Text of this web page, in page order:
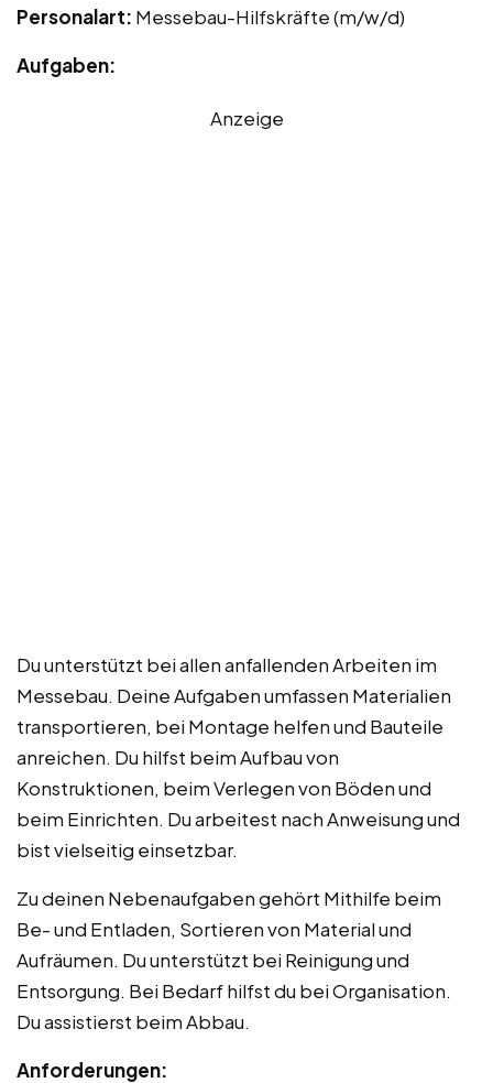
Personalart: Messebau-Hilfskräfte (m/w/d)
Aufgaben:
Anzeige
Du unterstützt bei allen anfallenden Arbeiten im
Messebau. Deine Aufgaben umfassen Materialien
transportieren, bei Montage helfen und Bauteile
anreichen. Du hilfst beim Aufbau von
Konstruktionen, beim Verlegen von Böden und
beim Einrichten. Du arbeitest nach Anweisung und
bist vielseitig einsetzbar.
Zu deinen Nebenaufgaben gehört Mithilfe beim
Be- und Entladen, Sortieren von Material und
Aufräumen. Du unterstützt bei Reinigung und
Entsorgung. Bei Bedarf hilfst du bei Organisation.
Du assistierst beim Abbau.
Anforderungen: